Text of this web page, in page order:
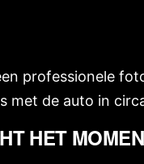
professionele
met de auto in
HET